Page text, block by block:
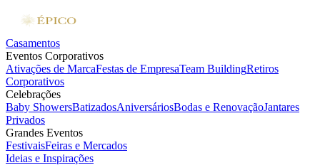
Casamentos
Eventos Corporativos
Ativações de MarcaFestas de EmpresaTeam BuildingRetiros
Corporativos
Celebrações
Baby ShowersBatizadosAniversáriosBodas e RenovaçãoJantares
Privados
Grandes Eventos
FestivaisFeiras e Mercados
Ideias e Inspirações